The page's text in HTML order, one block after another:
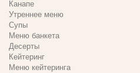
Канапе
Утреннее меню
Супы
Меню банкета
Десерты
Кейтеринг
Меню кейтеринга